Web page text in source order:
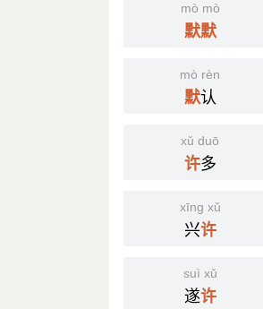
mò mò
默默
mò rèn
默认
xǔ duō
许多
xīng xǔ
兴许
suì xǔ
遂许